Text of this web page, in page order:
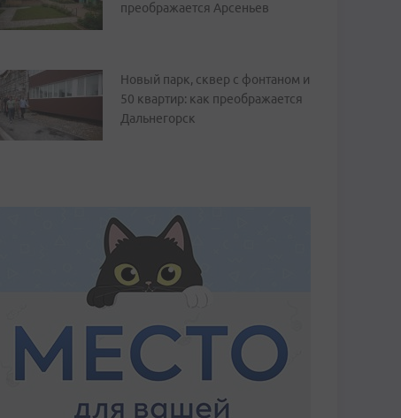
преображается Арсеньев
Новый парк, сквер с фонтаном и
50 квартир: как преображается
Дальнегорск